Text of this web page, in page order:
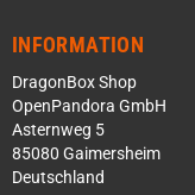
INFORMATION
DragonBox Shop
OpenPandora GmbH
Asternweg 5
85080 Gaimersheim
Deutschland